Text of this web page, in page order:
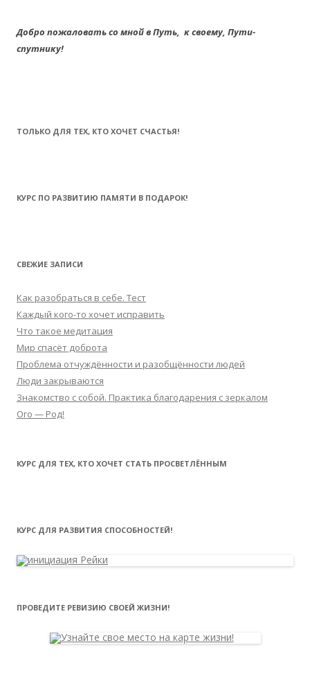
Добро пожаловать со мной в Путь, к своему, Пути-
спутнику!
ТОЛЬКО ДЛЯ ТЕХ, КТО ХОЧЕТ СЧАСТЬЯ!
КУРС ПО РАЗВИТИЮ ПАМЯТИ В ПОДАРОК!
СВЕЖИЕ ЗАПИСИ
Как разобраться в себе. Тест
Каждый кого-то хочет исправить
Что такое медитация
Мир спасёт доброта
Проблема отчуждённости и разобщённости людей
Люди закрываются
Знакомство с собой. Практика благодарения с зеркалом
Ого — Род!
КУРС ДЛЯ ТЕХ, КТО ХОЧЕТ СТАТЬ ПРОСВЕТЛЁННЫМ
КУРС ДЛЯ РАЗВИТИЯ СПОСОБНОСТЕЙ!
ПРОВЕДИТЕ РЕВИЗИЮ СВОЕЙ ЖИЗНИ!